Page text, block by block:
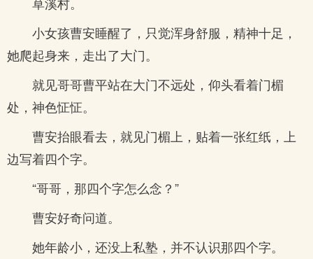
小女孩曹安睡醒了，只觉浑身舒服，精神十足，
她爬起身来，走出了大门。
就见哥哥曹平站在大门不远处，仰头看着门楣
处，神色怔怔。
曹安抬眼看去，就见门楣上，贴着一张红纸，上
边写着四个字。
“哥哥，那四个字怎么念？”
曹安好奇问道。
她年龄小，还没上私塾，并不认识那四个字。